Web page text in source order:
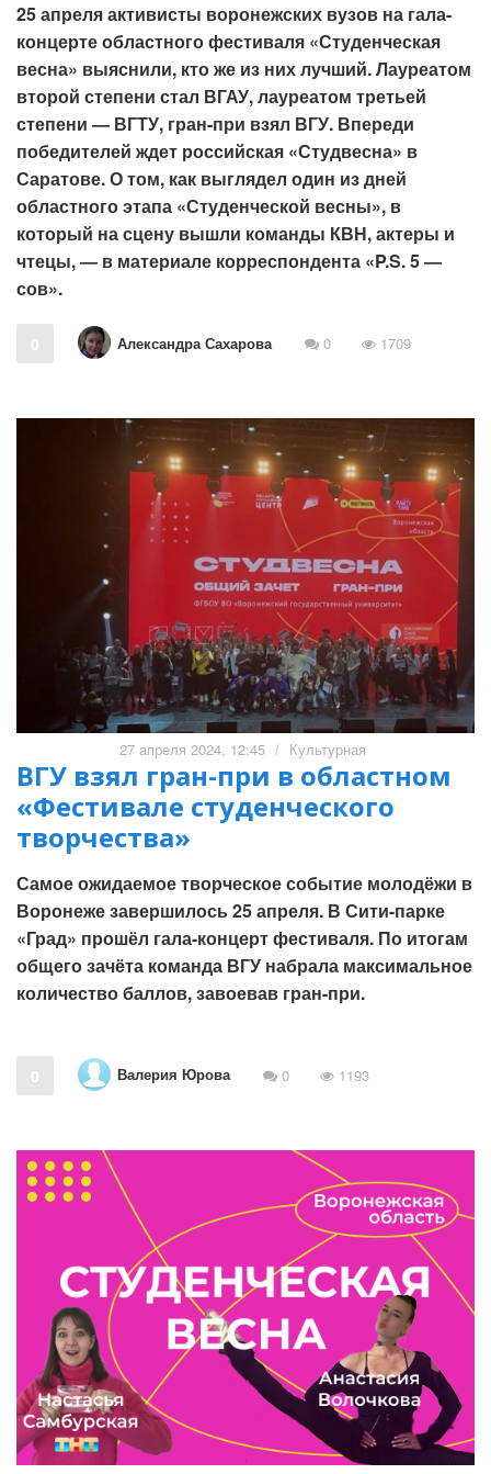
25 апреля активисты воронежских вузов на гала-
концерте областного фестиваля «Студенческая
весна» выяснили, кто же из них лучший. Лауреатом
второй степени стал ВГАУ, лауреатом третьей
степени — ВГТУ, гран-при взял ВГУ. Впереди
победителей ждет российская «Студвесна» в
Саратове. О том, как выглядел один из дней
областного этапа «Студенческой весны», в
который на сцену вышли команды КВН, актеры и
чтецы, — в материале корреспондента «P.S. 5 —
сов».
0 Александра Сахарова 0 1709
27 апреля 2024, 12:45 / Культурная
ВГУ взял гран-при в областном
«Фестивале студенческого
творчества»
Самое ожидаемое творческое событие молодёжи в
Воронеже завершилось 25 апреля. В Сити-парке
«Град» прошёл гала-концерт фестиваля. По итогам
общего зачёта команда ВГУ набрала максимальное
количество баллов, завоевав гран-при.
0 Валерия Юрова 0 1193